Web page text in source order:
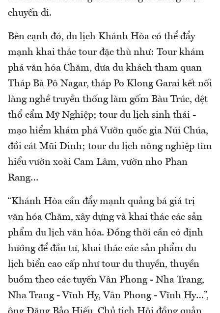
chuyến đi.
Bên cạnh đó, du lịch Khánh Hòa có thể đẩy
mạnh khai thác tour đặc thù như: Tour khám
phá văn hóa Chăm, đưa du khách tham quan
Tháp Bà Pô Nagar, tháp Po Klong Garai kết nối
làng nghề truyền thống làm gốm Bàu Trúc, dệt
thổ cẩm Mỹ Nghiệp; tour du lịch sinh thái -
mạo hiểm khám phá Vườn quốc gia Núi Chúa,
đồi cát Mũi Dinh; tour du lịch nông nghiệp tìm
hiểu vườn xoài Cam Lâm, vườn nho Phan
Rang…
“Khánh Hòa cần đẩy mạnh quảng bá giá trị
văn hóa Chăm, xây dựng và khai thác các sản
phẩm du lịch văn hóa. Đồng thời cần có định
hướng để đầu tư, khai thác các sản phẩm du
lịch biển cao cấp như tour du thuyền, thuyền
buồm theo các tuyến Vân Phong - Nha Trang,
Nha Trang - Vĩnh Hy, Vân Phong - Vĩnh Hy…”,